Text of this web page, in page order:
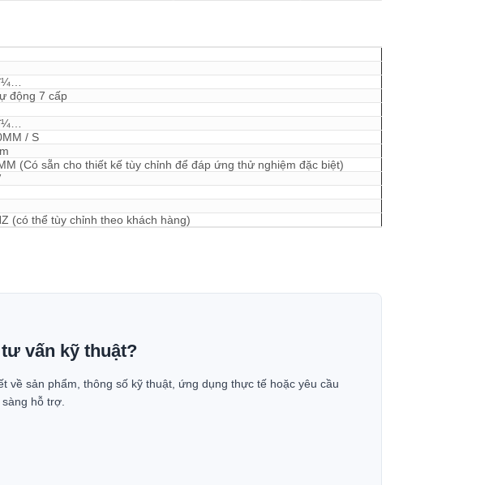
động 7 cấp
/ S
(Có sẵn cho thiết kế tùy chỉnh để đáp ứng thử nghiệm đặc biệt)
(có thể tùy chỉnh theo khách hàng)
vấn kỹ thuật?
về sản phẩm, thông số kỹ thuật, ứng dụng thực tế hoặc yêu cầu
hỗ trợ.